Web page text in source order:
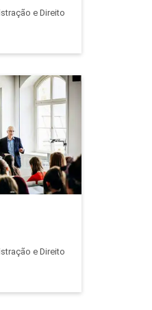
AVALIAÇÃO
6
AVALIAÇÃO
e Direito
e Direito
do curso